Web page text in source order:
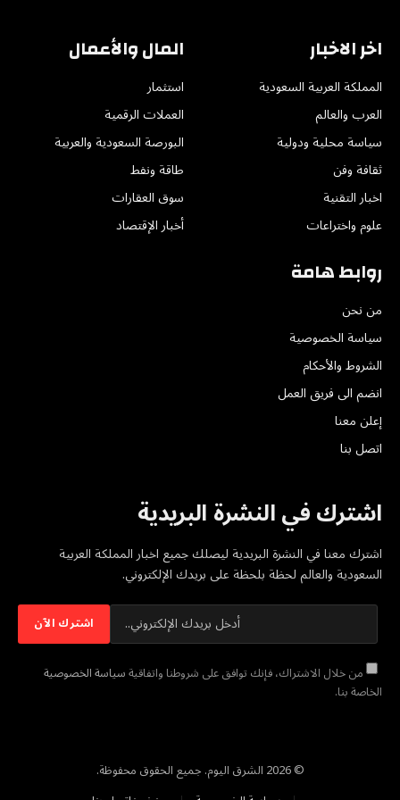
اخر الاخبار
المملكة العربية السعودية
العرب والعالم
سياسة محلية ودولية
ثقافة وفن
اخبار التقنية
علوم واختراعات
المال والأعمال
استثمار
العملات الرقمية
البورصة السعودية والعربية
طاقة ونفط
سوق العقارات
أخبار الإقتصاد
روابط هامة
من نحن
سياسة الخصوصية
الشروط والأحكام
انضم الى فريق العمل
إعلن معنا
اتصل بنا
اشترك في النشرة البريدية
اشترك معنا في النشرة البريدية ليصلك جميع اخبار المملكة العربية
السعودية والعالم لحظة بلحظة على بريدك الإلكتروني.
من خلال الاشتراك، فإنك توافق على شروطنا واتفاقيةسياسة الخصوصية
الخاصة بنا.
© 2026 الشرق اليوم. جميع الحقوق محفوظة.